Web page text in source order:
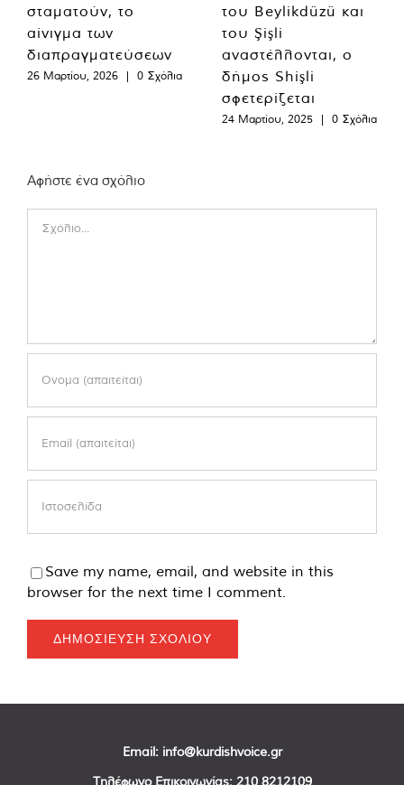
σταματούν, το
αίνιγμα των
διαπραγματεύσεων
26 Μαρτίου, 2026 | 0 Σχόλια
του Beylikdüzü και
του Şişli
αναστέλλονται, ο
δήμος Shişli
σφετερίζεται
24 Μαρτίου, 2025 | 0 Σχόλια
Αφήστε ένα σχόλιο
Save my name, email, and website in this
browser for the next time I comment.
Email: info@kurdishvoice.gr
Τηλέφωνο Επικοινωνίας: 210 8212109